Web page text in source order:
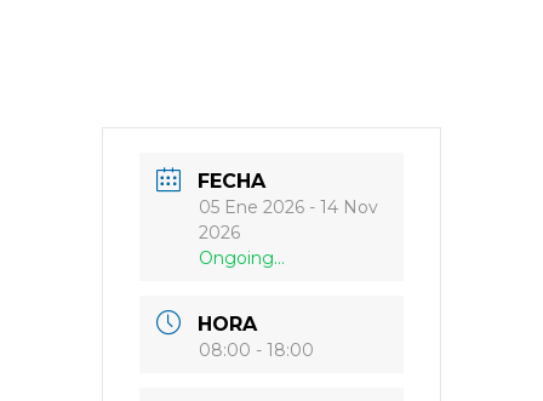
FECHA
05 Ene 2026 - 14 Nov
2026
Ongoing...
HORA
08:00 - 18:00